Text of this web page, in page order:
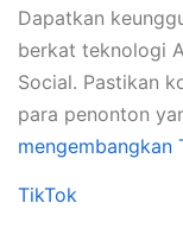
Dapatkan
berkat teknologi
Social. Pastikan
para penonton
mengembangkan
TikTok